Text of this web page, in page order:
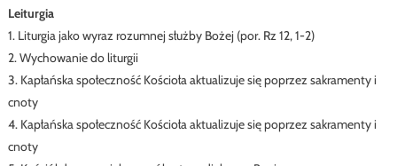
Leiturgia
1. Liturgia jako wyraz rozumnej służby Bożej (por. Rz 12, 1-2)
2. Wychowanie do liturgii
3. Kapłańska społeczność Kościoła aktualizuje się poprzez sakramenty i
cnoty
4. Kapłańska społeczność Kościoła aktualizuje się poprzez sakramenty i
cnoty